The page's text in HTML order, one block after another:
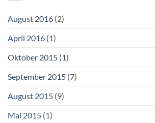
August 2016 (2)
April 2016 (1)
Oktober 2015 (1)
September 2015 (7)
August 2015 (9)
Mai 2015 (1)